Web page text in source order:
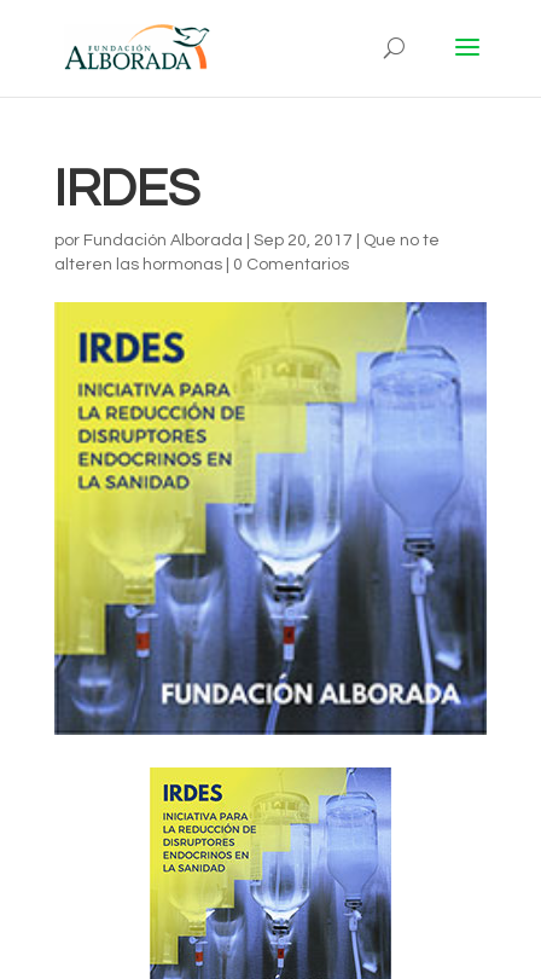
IRDES
por Fundación Alborada Sep 20, 2017
Que no te
alteren las hormonas| 0 Comentarios